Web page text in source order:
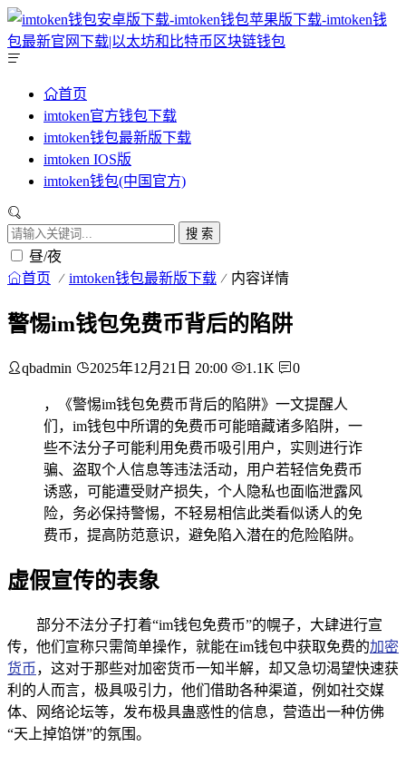
首页
imtoken官方钱包下载
imtoken钱包最新版下载
imtoken IOS版
imtoken钱包(中国官方)
搜 索
昼/夜
首页 imtoken钱包最新版下载 内容详情
警惕im钱包免费币背后的陷阱
qbadmin 2025年12月21日 20:00 1.1K 0
，《警惕im钱包免费币背后的陷阱》一文提醒人
们，im钱包中所谓的免费币可能暗藏诸多陷阱，一
些不法分子可能利用免费币吸引用户，实则进行诈
骗、盗取个人信息等违法活动，用户若轻信免费币
诱惑，可能遭受财产损失，个人隐私也面临泄露风
险，务必保持警惕，不轻易相信此类看似诱人的免
费币，提高防范意识，避免陷入潜在的危险陷阱。
虚假宣传的表象
部分不法分子打着“im钱包免费币”的幌子，大肆进行宣
传，他们宣称只需简单操作，就能在im钱包中获取免费的加密
货币 ，这对于那些对加密货币一知半解，却又急切渴望快速获
利的人而言，极具吸引力，他们借助各种渠道，例如社交媒
体、网络论坛等，发布极具蛊惑性的信息，营造出一种仿佛
“天上掉馅饼”的氛围。